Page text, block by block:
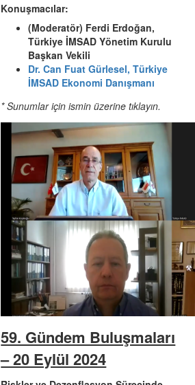
Konuşmacılar:
(Moderatör) Ferdi Erdoğan,
Türkiye İMSAD Yönetim Kurulu
Başkan Vekili
Dr. Can Fuat Gürlesel, Türkiye
İMSAD Ekonomi Danışmanı
* Sunumlar için ismin üzerine tıklayın.
59. Gündem Buluşmaları
– 20 Eylül 2024